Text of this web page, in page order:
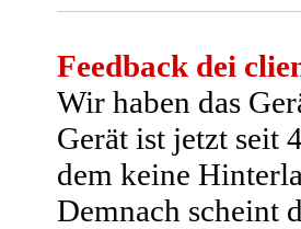
Feedback dei
Wir haben das
Gerät ist jetzt seit
dem keine
Demnach scheint